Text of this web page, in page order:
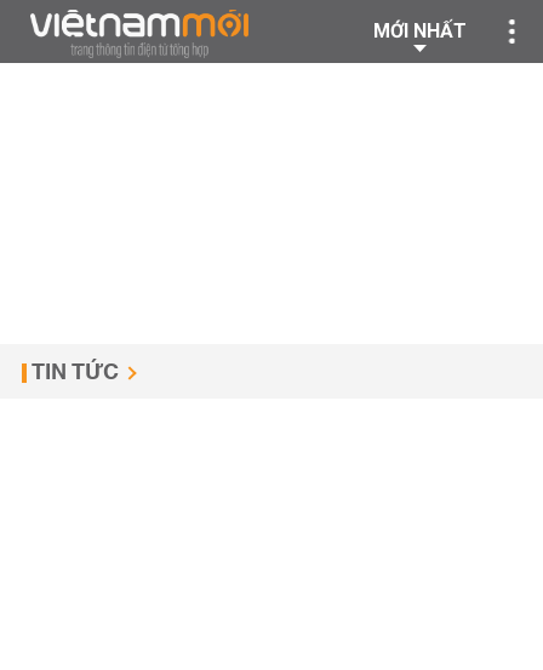
MỚI NHẤT
TIN TỨC